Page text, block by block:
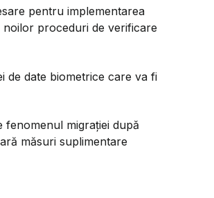
pentru implementarea
proceduri de verificare
de date biometrice care va fi
fenomenul migrației după
măsuri suplimentare